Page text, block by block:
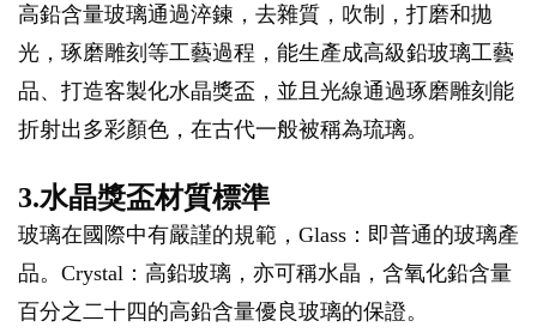
高鉛含量玻璃通過淬鍊，去雜質，吹制，打磨和拋
光，琢磨雕刻等工藝過程，能生產成高級鉛玻璃工藝
品、打造客製化水晶獎盃，並且光線通過琢磨雕刻能
折射出多彩顏色，在古代一般被稱為琉璃。
3.水晶獎盃材質標準
玻璃在國際中有嚴謹的規範，Glass：即普通的玻璃產
品。Crystal：高鉛玻璃，亦可稱水晶，含氧化鉛含量
百分之二十四的高鉛含量優良玻璃的保證。